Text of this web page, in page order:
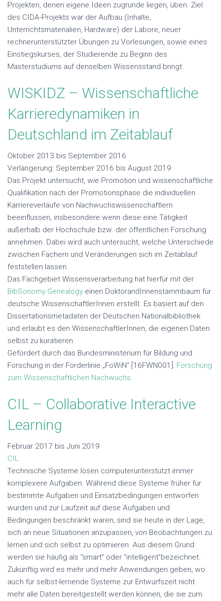
Projekten, denen eigene Ideen zugrunde liegen, üben. Ziel
des CIDA-Projekts war der Aufbau (Inhalte,
Unterrichtsmaterialien, Hardware) der Labore, neuer
rechnerunterstützter Übungen zu Vorlesungen, sowie eines
Einstiegskurses, der Studierende zu Beginn des
Masterstudiums auf denselben Wissensstand bringt.
WISKIDZ – Wissenschaftliche
Karrieredynamiken in
Deutschland im Zeitablauf
Oktober 2013 bis September 2016
Verlängerung: September 2016 bis August 2019
Das Projekt untersucht, wie Promotion und wissenschaftliche
Qualifikation nach der Promotionsphase die individuellen
Karriereverläufe von Nachwuchswissenschaftlern
beeinflussen, insbesondere wenn diese eine Tätigkeit
außerhalb der Hochschule bzw. der öffentlichen Forschung
annehmen. Dabei wird auch untersucht, welche Unterschiede
zwischen Fächern und Veränderungen sich im Zeitablauf
feststellen lassen.
Das Fachgebiet Wissensverarbeitung hat hierfür mit der
BibSonomy Genealogy einen DoktorandInnenstammbaum für
deutsche WissenschaftlerInnen erstellt. Es basiert auf den
Dissertationsmetadaten der Deutschen Nationalbibliothek
und erlaubt es den WissenschaftlerInnen, die eigenen Daten
selbst zu kuratieren.
Gefördert durch das Bundesministerium für Bildung und
Forschung in der Förderlinie „FoWiN“ [16FWN001]: Forschung
zum Wissenschaftlichen Nachwuchs.
CIL – Collaborative Interactive
Learning
Februar 2017 bis Juni 2019
CIL
Technische Systeme lösen computerunterstützt immer
komplexere Aufgaben. Während diese Systeme früher für
bestimmte Aufgaben und Einsatzbedingungen entworfen
wurden und zur Laufzeit auf diese Aufgaben und
Bedingungen beschränkt waren, sind sie heute in der Lage,
sich an neue Situationen anzupassen, von Beobachtungen zu
lernen und sich selbst zu optimieren. Aus diesem Grund
werden sie häufig als “smart” oder “intelligent”bezeichnet.
Zukünftig wird es mehr und mehr Anwendungen geben, wo
auch für selbst-lernende Systeme zur Entwurfszeit nicht
mehr alle Daten bereitgestellt werden können, die sie zum